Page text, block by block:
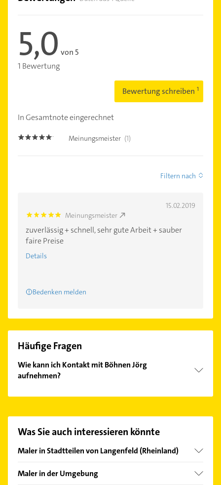
5,0 von 5
1 Bewertung
Bewertung schreiben
In Gesamtnote eingerechnet
5.0 Meinungsmeister (1)
Filtern nach
15.02.2019
5.0 Meinungsmeister
zuverlässig + schnell, sehr gute Arbeit + sauber
faire Preise
Details
Bedenken melden
Häufige Fragen
Wie kann ich Kontakt mit Böhnen Jörg
aufnehmen?
finden Sie alleKontaktdaten.
Was Sie auch interessieren könnte
Maler in Stadtteilen von Langenfeld (Rheinland)
Berghausen
Maler in der Umgebung